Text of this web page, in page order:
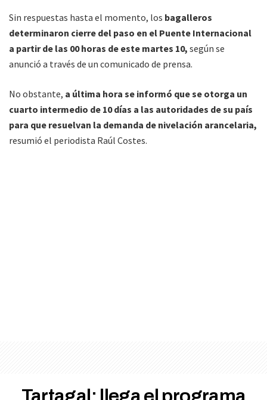
Sin respuestas hasta el momento, los bagalleros
determinaron cierre del paso en el Puente Internacional
a partir de las 00 horas de este martes 10, según se
anunció a través de un comunicado de prensa.
No obstante, a última hora se informó que se otorga un
cuarto intermedio de 10 días a las autoridades de su país
para que resuelvan la demanda de nivelación arancelaria,
resumió el periodista Raúl Costes.